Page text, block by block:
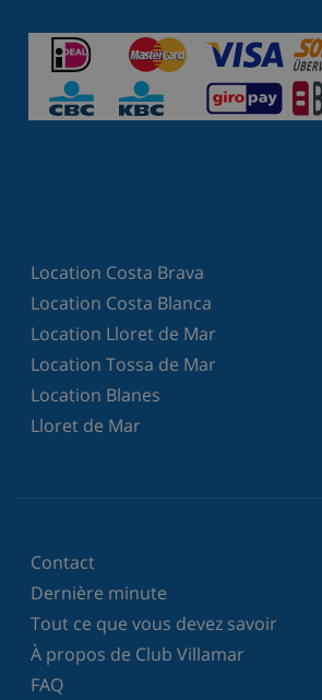
Location Costa Brava
Location Costa Blanca
Location Lloret de Mar
Location Tossa de Mar
Location Blanes
Lloret de Mar
Contact
Dernière minute
Tout ce que vous devez savoir
À propos de Club Villamar
FAQ